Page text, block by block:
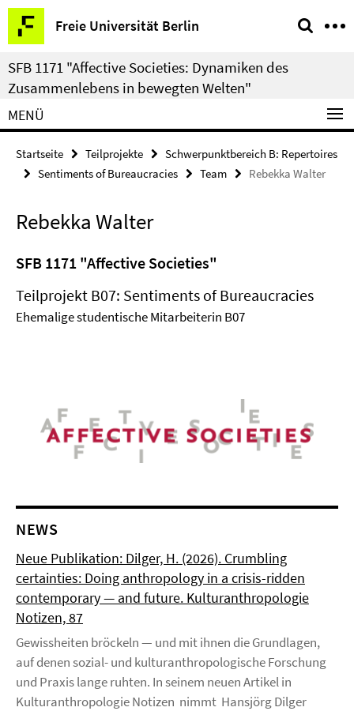
Springe
direkt
zu
Inhalt
Freie Universität Berlin
Service-
Navigation
SFB 1171 "Affective Societies: Dynamiken des
Zusammenlebens in bewegten Welten"
MENÜ
Startseite Teilprojekte
Schwerpunktbereich B: Repertoires
Sentiments of Bureaucracies
Team Rebekka Walter
Rebekka Walter
SFB 1171 "Affective Societies"
Teilprojekt B07: Sentiments of Bureaucracies
Ehemalige studentische Mitarbeiterin B07
NEWS
Neue Publikation: Dilger, H. (2026). Crumbling
certainties: Doing anthropology in a crisis-ridden
contemporary — and future. Kulturanthropologie
Notizen, 87
Gewissheiten bröckeln — und mit ihnen die Grundlagen,
auf denen sozial- und kulturanthropologische Forschung
und Praxis lange ruhten. In seinem neuen Artikel in
Kulturanthropologie Notizen nimmt Hansjörg Dilger